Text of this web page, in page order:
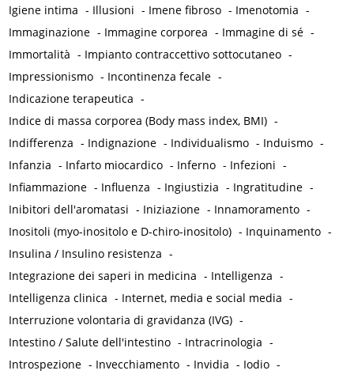
Igiene intima - Illusioni - Imene fibroso - Imenotomia -
Immaginazione - Immagine corporea - Immagine di sé -
Immortalità - Impianto contraccettivo sottocutaneo -
Impressionismo - Incontinenza fecale -
Indicazione terapeutica -
Indice di massa corporea (Body mass index, BMI) -
Indifferenza - Indignazione - Individualismo - Induismo -
Infanzia - Infarto miocardico - Inferno - Infezioni -
Infiammazione - Influenza - Ingiustizia - Ingratitudine -
Inibitori dell'aromatasi - Iniziazione - Innamoramento -
Inositoli (myo-inositolo e D-chiro-inositolo) - Inquinamento -
Insulina / Insulino resistenza -
Integrazione dei saperi in medicina - Intelligenza -
Intelligenza clinica - Internet, media e social media -
Interruzione volontaria di gravidanza (IVG) -
Intestino / Salute dell'intestino - Intracrinologia -
Introspezione - Invecchiamento - Invidia - Iodio -